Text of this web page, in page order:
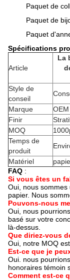
Paquet de
Paquet de
Paquet
Spécifications
Article
La
Style de
conseil
Marque
Finir
MOQ
Temps de
produit
Matériel
FAQ :
Si vous êtes un
Oui, nous
papier. Nous
Pouvons-nous
Oui, nous
basé sur votre
là-dessus.
Que diriez-vous
Oui, notre MOQ
Est-ce que je
Oui. nous
honoraires témoin
Comment est-ce